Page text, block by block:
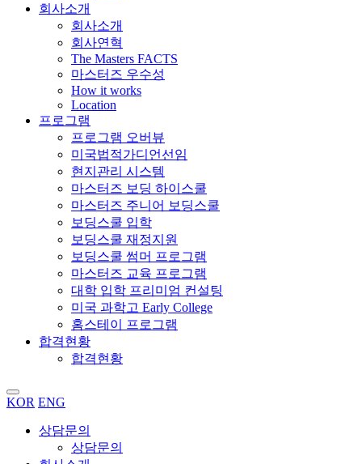
회사소개
회사소개
회사연혁
The Masters FACTS
마스터즈 우수성
How it works
Location
프로그램
프로그램 오버뷰
미국법적가디언선임
현지관리 시스템
마스터즈 보딩 하이스쿨
마스터즈 주니어 보딩스쿨
보딩스쿨 입학
보딩스쿨 재정지원
보딩스쿨 썸머 프로그램
마스터즈 교육 프로그램
대학 입학 프리미엄 컨설팅
미국 과학고 Early College
홈스테이 프로그램
합격현황
합격현황
KOR ENG
상담문의
상담문의